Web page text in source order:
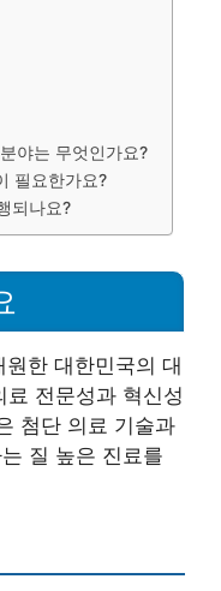
야는 무엇인가요?
필요한가요?
되나요?
한 대한민국의 대
전문성과 혁신성
첨단 의료 기술과
질 높은 진료를